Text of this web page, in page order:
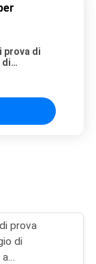
prova di
di
prova
di
a